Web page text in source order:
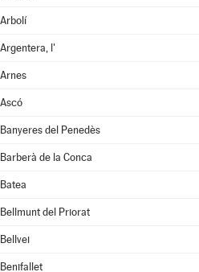
Arbolí
Argentera, l'
Arnes
Ascó
Banyeres del Penedès
Barberà de la Conca
Batea
Bellmunt del Priorat
Bellvei
Benifallet